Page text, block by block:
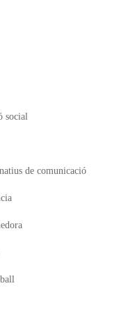
social
de comunicació